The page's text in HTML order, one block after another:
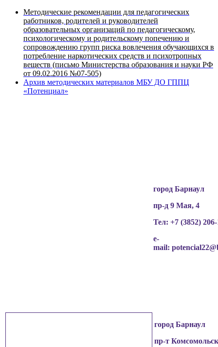
Методические рекомендации для педагогических
работников, родителей и руководителей
образовательных организаций по педагогическому,
психологическому и родительскому попечению и
сопровождению групп риска вовлечения обучающихся в
потребление наркотических средств и психотропных
веществ (письмо Министерства образования и науки РФ
от 09.02.2016 №07-505)
Архив методических материалов МБУ ДО ГППЦ
«Потенциал»
город Барнаул
пр-д 9 Мая, 4
Тел: +7 (3852)
e-
mail:
город Барнаул
пр-т